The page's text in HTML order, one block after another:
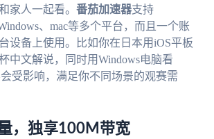
家人一起看。 番茄加速器支持
、mac等多个平台，而且一个账
设备上使用。比如你在日本用iOS平板
中文解说，同时用Windows电脑看
受影响，满足你不同场景的观赛需
，独享100M带宽